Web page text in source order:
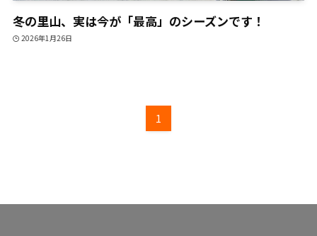
冬の里山、実は今が「最高」のシーズンです！
2026年1月26日
1